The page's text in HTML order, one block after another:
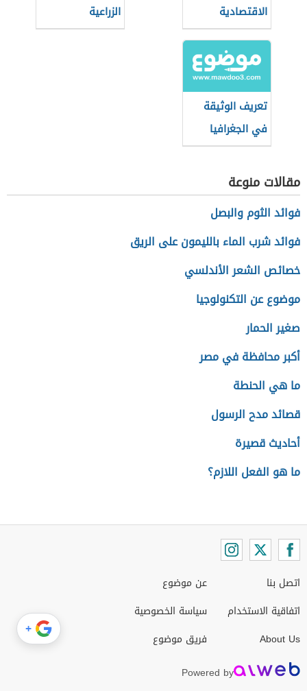
الاقتصادية
الزراعية
تعريف الوثيقة
في الجغرافيا
مقالات منوعة
فوائد الثوم والبصل
فوائد شرب الماء بالليمون على الريق
خصائص الشعر الأندلسي
موضوع عن التكنولوجيا
صغير الحمار
أكبر محافظة في مصر
ما هي الحنطة
قصائد مدح الرسول
أحاديث قصيرة
ما هو الفعل اللازم؟
اتصل بنا
اتفاقية الاستخدام
About Us
عن موضوع
سياسة الخصوصية
فريق موضوع
Powered by
+